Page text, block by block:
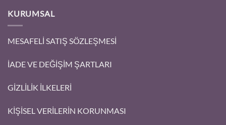
KURUMSAL
MESAFELİ SATIŞ SÖZLEŞMESİ
İADE VE DEĞİŞİM ŞARTLARI
GİZLİLİK İLKELERİ
KİŞİSEL VERİLERİN KORUNMASI